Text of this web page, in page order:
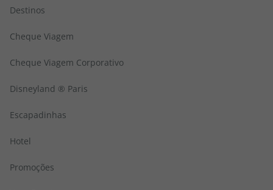
Destinos
Cheque Viagem
Cheque Viagem Corporativo
Disneyland ® Paris
Escapadinhas
Hotel
Promoções